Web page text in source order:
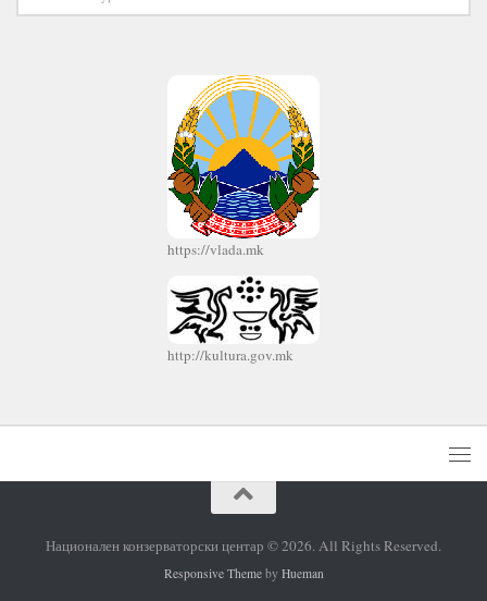
https://vlada.mk
http://kultura.gov.mk
Национален конзерваторски центар © 2026. All Rights Reserved.
Responsive Themeby Hueman